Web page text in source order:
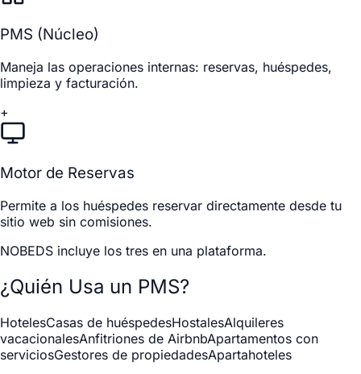
PMS (Núcleo)
Maneja las operaciones internas: reservas, huéspedes,
limpieza y facturación.
+
Motor de Reservas
Permite a los huéspedes reservar directamente desde tu
sitio web sin comisiones.
NOBEDS incluye los tres en una plataforma.
¿Quién Usa un PMS?
HotelesCasas de huéspedesHostalesAlquileres
vacacionalesAnfitriones de AirbnbApartamentos con
serviciosGestores de propiedadesApartahoteles